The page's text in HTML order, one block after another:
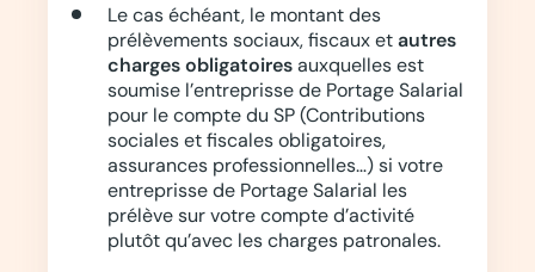
Le cas échéant, le montant des
prélèvements sociaux, fiscaux etautres
charges obligatoiresauxquelles est
soumise l’entreprisse de Portage Salarial
pour le compte du SP (Contributions
sociales et fiscales obligatoires,
assurances professionnelles…) si votre
entreprisse de Portage Salarial les
prélève sur votre compte d’activité
plutôt qu’avec les charges patronales.